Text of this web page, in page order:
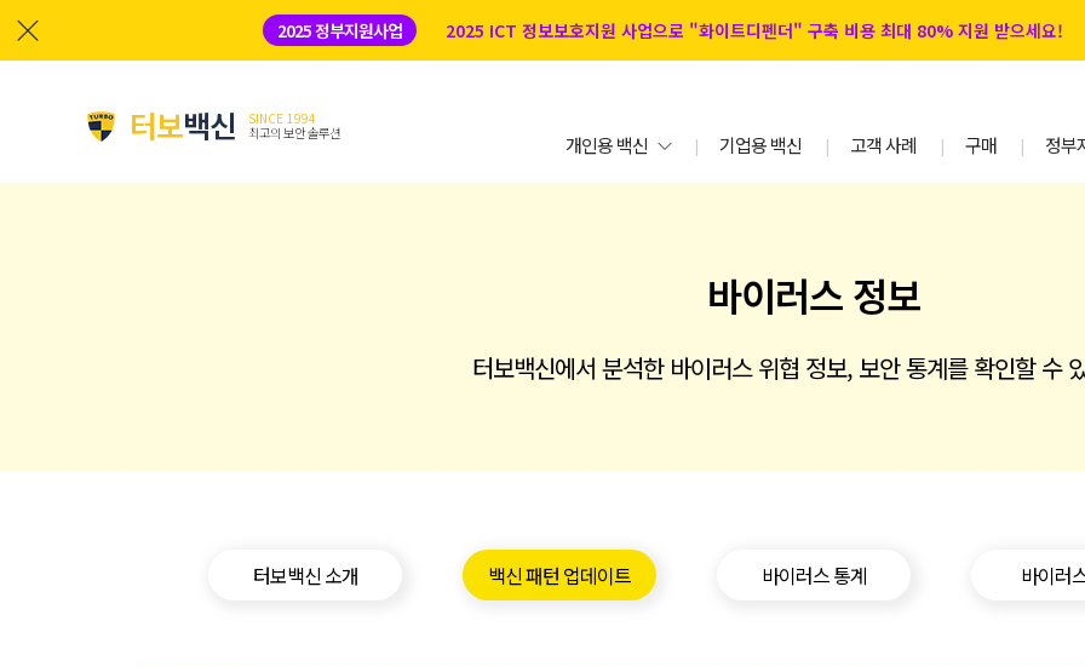
2025 정부지원사업 2025 ICT 정보보호지원 사업으로 "화이트디펜더" 구축 비용 최대 80% 지원 받으세요!
터보백신
SINCE 1994
최고의 보안 솔루션
개인용 백신 | 기업용 백신 | 고객 사례 | 구매 | 정부
바이러스 정보
터보백신에서 분석한 바이러스 위협 정보, 보안 통계를 확인할 수
터보백신 소개 백신 패턴 업데이트 바이러스 통계 바이러